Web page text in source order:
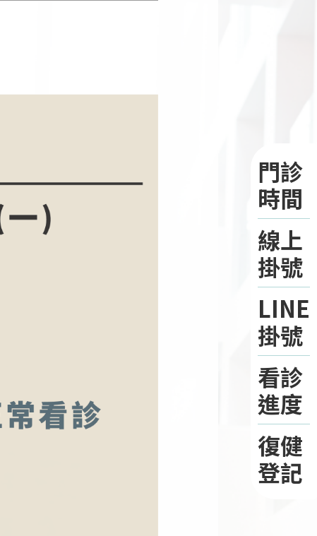
門診
時間
線上
掛號
LINE
掛號
看診
進度
復健
登記